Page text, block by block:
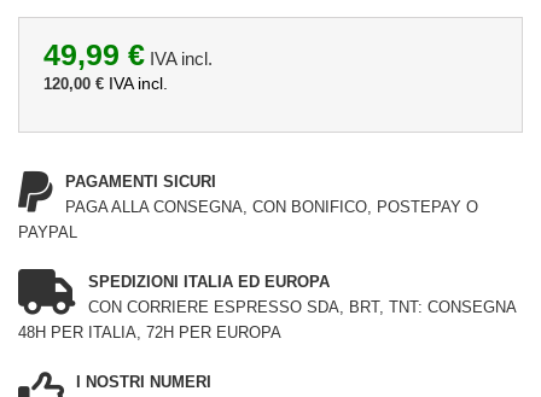
49,99 € IVA incl.
120,00 € IVA incl.
PAGAMENTI SICURI
PAGA ALLA CONSEGNA, CON BONIFICO, POSTEPAY O
PAYPAL
SPEDIZIONI ITALIA ED EUROPA
CON CORRIERE ESPRESSO SDA, BRT, TNT: CONSEGNA
48H PER ITALIA, 72H PER EUROPA
I NOSTRI NUMERI